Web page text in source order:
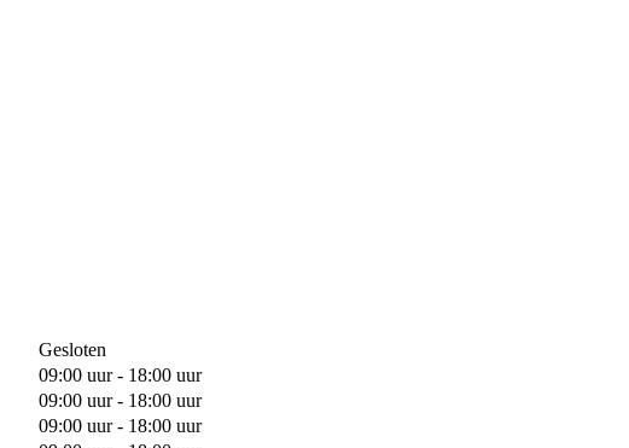
Gesloten
09:00 uur - 18:00 uur
09:00 uur - 18:00 uur
09:00 uur - 18:00 uur